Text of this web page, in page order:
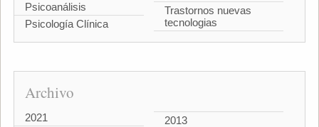
Psicoanálisis
Psicología Clínica
Trastornos nuevas
tecnologias
Archivo
2021
2013